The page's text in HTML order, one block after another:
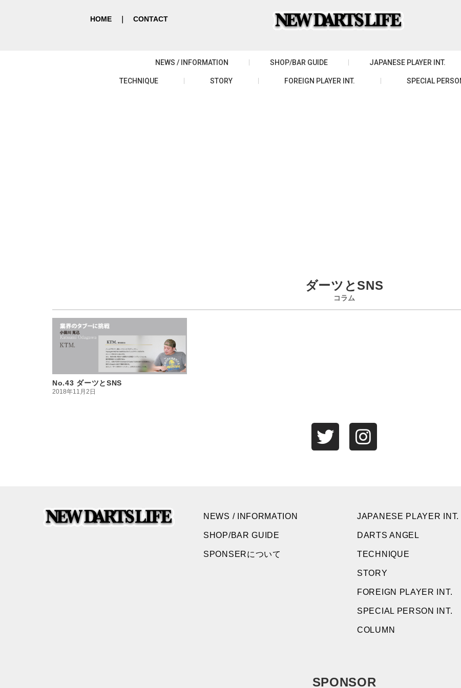
HOME CONTACT
NEWS / INFORMATION SHOP/BAR GUIDE JAPANESE PLAYER INT.
TECHNIQUE STORY FOREIGN PLAYER INT. SPECIAL
ダーツとSNS
コラム
No.43 ダーツとSNS
2018年11月2日
NEWS / INFORMATION
SHOP/BAR GUIDE
SPONSERについて
JAPANESE PLAYER INT.
DARTS ANGEL
TECHNIQUE
STORY
FOREIGN PLAYER INT.
SPECIAL PERSON INT.
COLUMN
SPONSOR